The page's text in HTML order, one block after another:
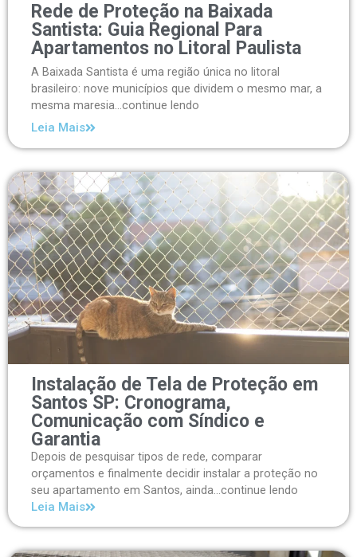
Rede de Proteção na Baixada
Santista: Guia Regional Para
Apartamentos no Litoral Paulista
A Baixada Santista é uma região única no litoral
brasileiro: nove municípios que dividem o mesmo mar, a
mesma maresia...continue lendo
Leia Mais
Instalação de Tela de Proteção em
Santos SP: Cronograma,
Comunicação com Síndico e
Garantia
Depois de pesquisar tipos de rede, comparar
orçamentos e finalmente decidir instalar a proteção no
seu apartamento em Santos, ainda...continue lendo
Leia Mais